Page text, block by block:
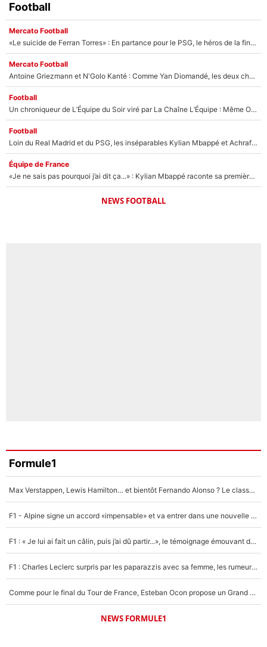
Football
Mercato Football
«Le suicide de Ferran Torres» : En partance pour le PSG, le héros de la finale de la Coupe du monde s'attire les foudres de la presse espagnole !
Mercato Football
Antoine Griezmann et N'Golo Kanté : Comme Yan Diomandé, les deux champions du monde ont refusé de signer au PSG !
Football
Un chroniqueur de L’Équipe du Soir viré par La Chaîne L’Équipe : Même Olivier Ménard n’avait pas pu empêcher son départ, «je l’ai appris sur Twitter, je l’ai vécu assez mal»
Football
Loin du Real Madrid et du PSG, les inséparables Kylian Mbappé et Achraf Hakimi changent d'équipe le temps d'une journée !
Équipe de France
«Je ne sais pas pourquoi j’ai dit ça...» : Kylian Mbappé raconte sa première rencontre avec Zinédine Zidane (et c’est très drôle)
NEWS FOOTBALL
Formule1
Max Verstappen, Lewis Hamilton… et bientôt Fernando Alonso ? Le classement des pilotes les mieux payés en Formule 1 risque de changer !
F1 - Alpine signe un accord «impensable» et va entrer dans une nouvelle dimension : Grande nouvelle pour Pierre Gasly !
F1 : « Je lui ai fait un câlin, puis j’ai dû partir...», le témoignage émouvant de Max Verstappen sur sa fille
F1 : Charles Leclerc surpris par les paparazzis avec sa femme, les rumeurs étaient vraies !
Comme pour le final du Tour de France, Esteban Ocon propose un Grand Prix de Formule 1 à Paris : «Autour de l’Arc de Triomphe, ce serait génial» !
NEWS FORMULE1